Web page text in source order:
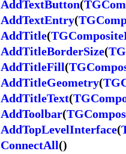
AddTextButton(
AddTextEntry(
AddTitle(
AddTitleBorderSize(
AddTitleFill(
AddTitleGeometry(
AddTitleText(
AddToolbar(
AddTopLevelInterface(
ConnectAll()